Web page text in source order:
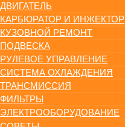
ДВИГАТЕЛЬ
КАРБЮРАТОР И ИНЖЕКТОР
КУЗОВНОЙ РЕМОНТ
ПОДВЕСКА
РУЛЕВОЕ УПРАВЛЕНИЕ
СИСТЕМА ОХЛАЖДЕНИЯ
ТРАНСМИССИЯ
ФИЛЬТРЫ
ЭЛЕКТРООБОРУДОВАНИЕ